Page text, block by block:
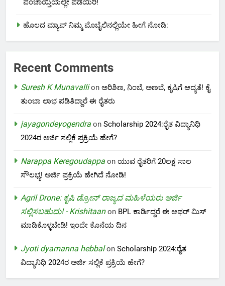
ಪಂಚಾಯ್ತಿಯಲ್ಲೇ ಪಡೆಯಿರಿ!
ಹೊಲದ ಮ್ಯಾಪ್ ನಿಮ್ಮ ಮೊಬೈಲಿನಲ್ಲಿಯೇ ಹೀಗೆ ನೋಡಿ:
Recent Comments
Suresh K Munavallion ಅರಿಶಿಣ, ನಿಂಬೆ, ಅಣಬೆ, ಕೃಷಿಗೆ ಆದ್ಯತೆ! ಕೈ
ತುಂಬಾ ಲಾಭ ಪಡಿತಿದ್ದಾರೆ ಈ ರೈತರು
jayagondeyogendra on Scholarship 2024:ರೈತ ವಿದ್ಯಾನಿಧಿ
2024ರ ಅರ್ಜಿ ಸಲ್ಲಿಕೆ ಪ್ರಕ್ರಿಯೆ ಹೇಗೆ?
Narappa Keregoudappa on ಯುವ ರೈತರಿಗೆ 20ಲಕ್ಷ ಸಾಲ
ಸೌಲಭ್ಯ! ಅರ್ಜಿ ಪ್ರಕ್ರಿಯೆ ಹೇಗಿದೆ ನೋಡಿ!
Agril Drone: ಕೃಷಿ ಡ್ರೋನ್ ರಾಜ್ಯದ ಮಹಿಳೆಯರು ಅರ್ಜಿ
ಸಲ್ಲಿಸಬಹುದು! - Krishitaanon BPL ಕಾರ್ಡಿದ್ದರೆ ಈ ಆಫರ್ ಮಿಸ್
ಮಾಡಿಕೊಳ್ಳಬೇಡಿ! ಇಂದೇ ಕೊನೆಯ ದಿನ
Jyoti dyamanna hebbalon Scholarship 2024:ರೈತ
ವಿದ್ಯಾನಿಧಿ 2024ರ ಅರ್ಜಿ ಸಲ್ಲಿಕೆ ಪ್ರಕ್ರಿಯೆ ಹೇಗೆ?